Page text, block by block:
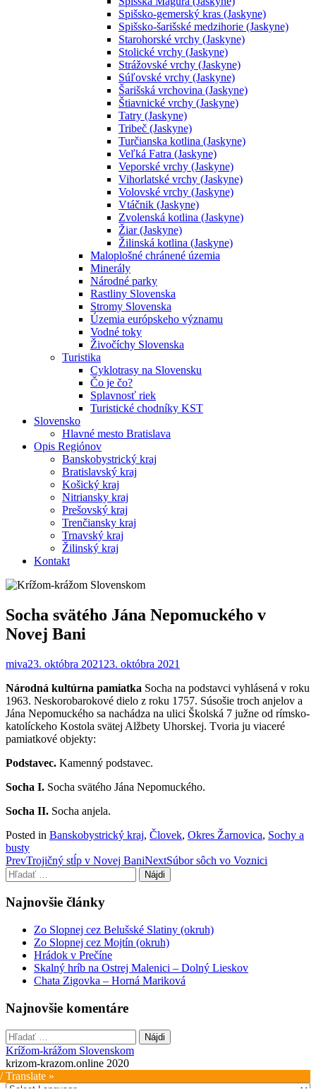
Spišsko-gemerský kras (Jaskyne)
Spišsko-šarišské medzihorie (Jaskyne)
Starohorské vrchy (Jaskyne)
Stolické vrchy (Jaskyne)
Strážovské vrchy (Jaskyne)
Súľovské vrchy (Jaskyne)
Šarišská vrchovina (Jaskyne)
Štiavnické vrchy (Jaskyne)
Tatry (Jaskyne)
Tribeč (Jaskyne)
Turčianska kotlina (Jaskyne)
Veľká Fatra (Jaskyne)
Veporské vrchy (Jaskyne)
Vihorlatské vrchy (Jaskyne)
Volovské vrchy (Jaskyne)
Vtáčnik (Jaskyne)
Zvolenská kotlina (Jaskyne)
Žiar (Jaskyne)
Žilinská kotlina (Jaskyne)
Maloplošné chránené územia
Minerály
Národné parky
Rastliny Slovenska
Stromy Slovenska
Územia európskeho významu
Vodné toky
Živočíchy Slovenska
Turistika
Cyklotrasy na Slovensku
Čo je čo?
Splavnosť riek
Turistické chodníky KST
Slovensko
Hlavné mesto Bratislava
Opis Regiónov
Banskobystrický kraj
Bratislavský kraj
Košický kraj
Nitriansky kraj
Prešovský kraj
Trenčiansky kraj
Trnavský kraj
Žilinský kraj
Kontakt
Socha svätého Jána Nepomuckého v
Novej Bani
miva23. októbra 2021 23. októbra 2021
Národná kultúrna pamiatka Socha na podstavci vyhlásená v roku
1963. Neskorobarokové dielo z roku 1757. Súsošie troch anjelov a
Jána Nepomuckého sa nachádza na ulici Školská 7 južne od rímsko-
katolíckeho Kostola svätej Alžbety Uhorskej. Tvoria ju viaceré
pamiatkové objekty:
Podstavec. Kamenný podstavec.
Socha I. Socha svätého Jána Nepomuckého.
Socha II. Socha anjela.
Posted in Banskobystrický kraj, Človek, Okres Žarnovica, Sochy a
busty
Post
navigation
PrevTrojičný stĺp v Novej BaniNextSúbor sôch vo Voznici
Hľadať:
Najnovšie články
Zo Slopnej cez Belušské Slatiny (okruh)
Zo Slopnej cez Mojtín (okruh)
Hrádok v Prečíne
Skalný hríb na Ostrej Malenici – Dolný Lieskov
Chata Zigovka – Horná Mariková
Najnovšie komentáre
Hľadať:
Krížom-krážom Slovenskom
krizom-krazom.online 2020
Translate »